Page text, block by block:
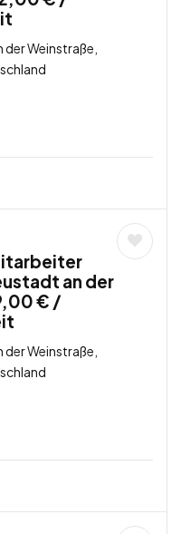
Weinstraße,
an der
€ /
Weinstraße,